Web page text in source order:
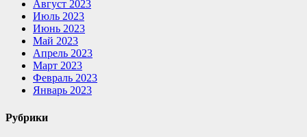
Август 2023
Июль 2023
Июнь 2023
Май 2023
Апрель 2023
Март 2023
Февраль 2023
Январь 2023
Рубрики